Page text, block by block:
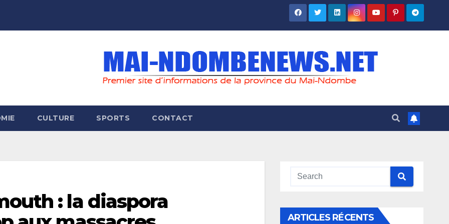
CULTURE SPORTS CONTACT
: la diaspora
ARTICLES RÉCENTS